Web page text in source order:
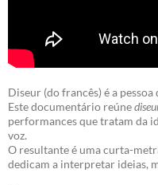
Diseur (do francês) é a
Este documentário reúne
performances que tratam da
voz.
O resultante é uma curta-
dedicam a interpretar ideias,